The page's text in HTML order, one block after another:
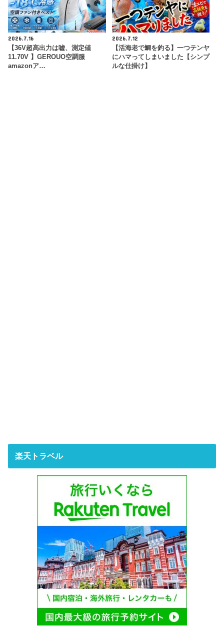
2026.7.16
【36V超高出力は嘘、測定値
11.70V 】GEROUO空調服
amazonア…
2026.7.12
【活海老で鯛を釣る】一つテンヤ
にハマってしまいました【シンプ
ルな仕掛け】
楽天トラベル